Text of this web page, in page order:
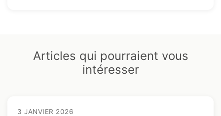
Articles qui pourraient vous
intéresser
3 JANVIER 2026